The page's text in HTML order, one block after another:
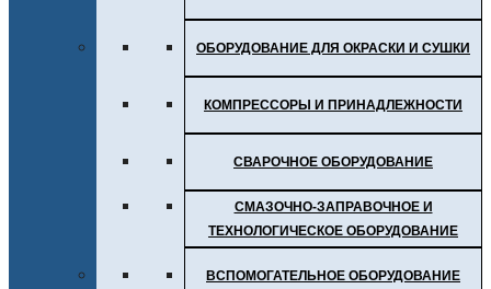
ОБОРУДОВАНИЕ ДЛЯ ОКРАСКИ И СУШКИ
КОМПРЕССОРЫ И ПРИНАДЛЕЖНОСТИ
СВАРОЧНОЕ ОБОРУДОВАНИЕ
СМАЗОЧНО-ЗАПРАВОЧНОЕ И
ТЕХНОЛОГИЧЕСКОЕ ОБОРУДОВАНИЕ
ВСПОМОГАТЕЛЬНОЕ ОБОРУДОВАНИЕ